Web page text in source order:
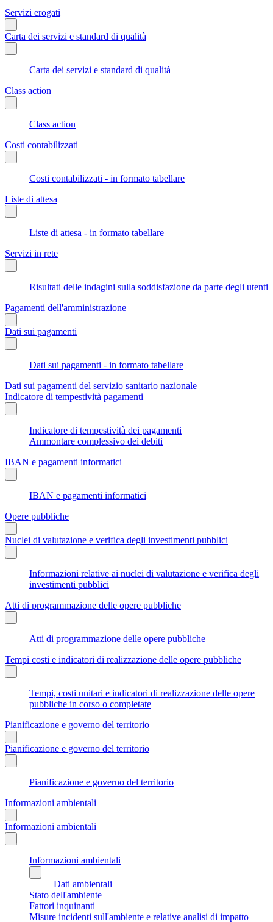
Servizi erogati
Carta dei servizi e standard di qualità
Carta dei servizi e standard di qualità
Class action
Class action
Costi contabilizzati
Costi contabilizzati - in formato tabellare
Liste di attesa
Liste di attesa - in formato tabellare
Servizi in rete
Risultati delle indagini sulla soddisfazione da parte degli utenti
Pagamenti dell'amministrazione
Dati sui pagamenti
Dati sui pagamenti - in formato tabellare
Dati sui pagamenti del servizio sanitario nazionale
Indicatore di tempestività pagamenti
Indicatore di tempestività dei pagamenti
Ammontare complessivo dei debiti
IBAN e pagamenti informatici
IBAN e pagamenti informatici
Opere pubbliche
Nuclei di valutazione e verifica degli investimenti pubblici
Informazioni relative ai nuclei di valutazione e verifica degli
investimenti pubblici
Atti di programmazione delle opere pubbliche
Atti di programmazione delle opere pubbliche
Tempi costi e indicatori di realizzazione delle opere pubbliche
Tempi, costi unitari e indicatori di realizzazione delle opere
pubbliche in corso o completate
Pianificazione e governo del territorio
Pianificazione e governo del territorio
Pianificazione e governo del territorio
Informazioni ambientali
Informazioni ambientali
Informazioni ambientali
Dati ambientali
Stato dell'ambiente
Fattori inquinanti
Misure incidenti sull'ambiente e relative analisi di impatto